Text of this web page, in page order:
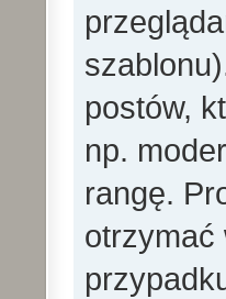
postów,
np.
rangę.
otrzymać